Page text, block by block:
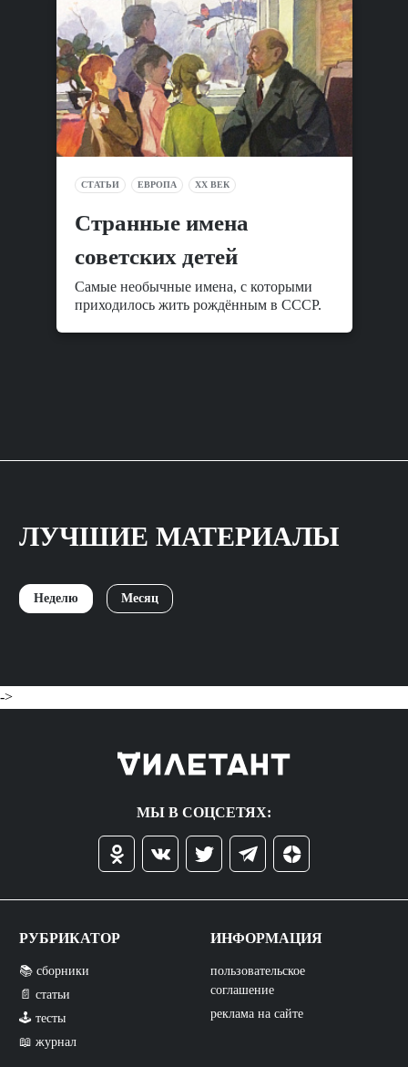
СТАТЬИ ЕВРОПА XX ВЕК
Cтранные имена
советских детей
Самые необычные имена, с которыми
приходилось жить рождённым в СССР.
ЛУЧШИЕ МАТЕРИАЛЫ
Неделю Месяц
->
МЫ В СОЦСЕТЯХ:
РУБРИКАТОР
📚 сборники
📄 статьи
🕹️ тесты
📖 журнал
ИНФОРМАЦИЯ
пользовательское
соглашение
реклама на сайте